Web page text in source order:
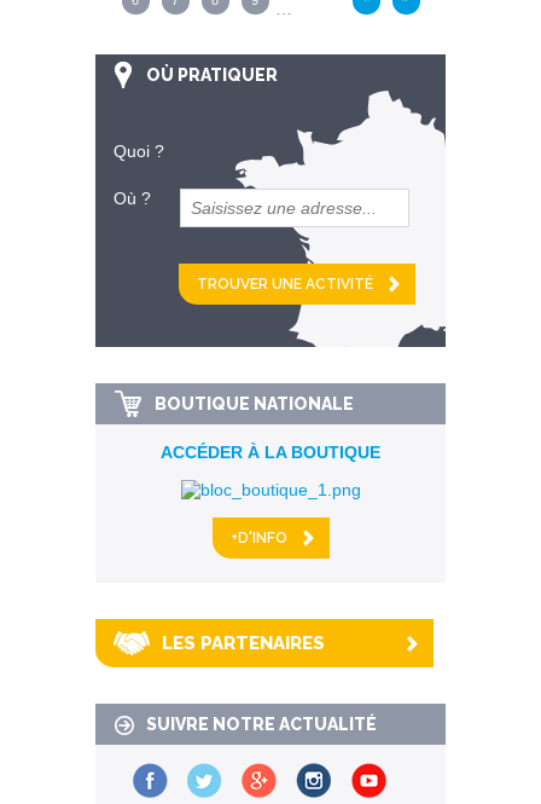
…
OÙ PRATIQUER
Quoi ?
Où ?
et
km alentour
BOUTIQUE NATIONALE
ACCÉDER À LA BOUTIQUE
+D'INFO
LES PARTENAIRES
SUIVRE NOTRE ACTUALITÉ